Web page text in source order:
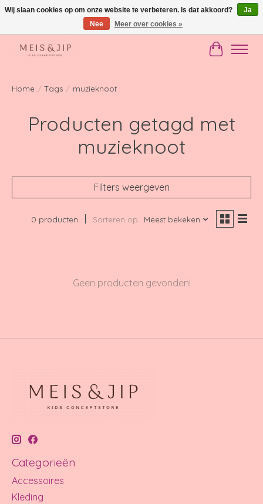
Gratis verzending in NL vanaf €150
Home / Tags / muzieknoot
Producten getagd met
muzieknoot
Filters weergeven
0 producten Sorteren op Meest bekeken
Geen producten gevonden!
Categorieën
Accessoires
Kleding
Wij slaan cookies op om onze website te verbeteren. Is dat akkoord?
Ja
Nee
Meer over cookies »